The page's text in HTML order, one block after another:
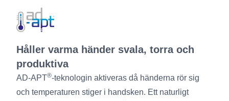
Håller varma händer svala, torra och
produktiva
AD-APT®-teknologin aktiveras då händerna rör sig
och temperaturen stiger i handsken. Ett naturligt